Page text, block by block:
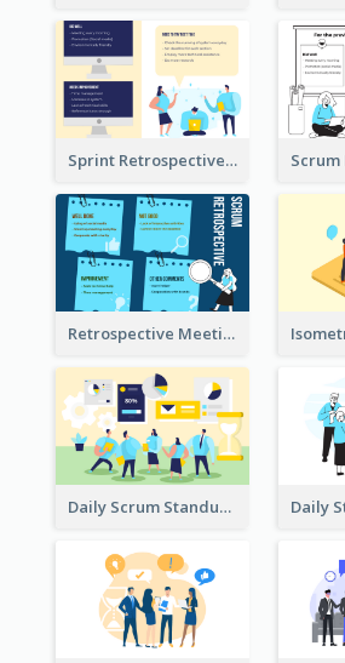
Sprint Retrospective Illustration
Retrospective Meeting Ideas
Daily Scrum Standup Meeting Illustration